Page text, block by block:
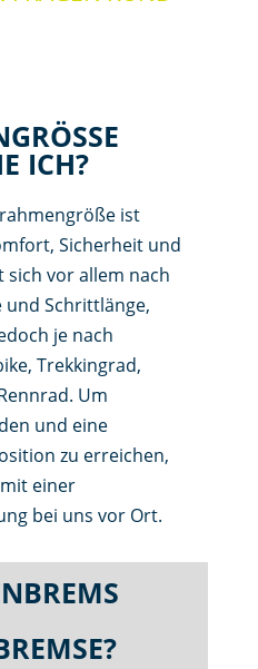
B
ICH?
ist
Sicherheit und
sich vor allem nach
Schrittlänge,
je nach
Trekkingrad,
Um
und eine
zu erreichen,
einer
bei uns vor Ort.